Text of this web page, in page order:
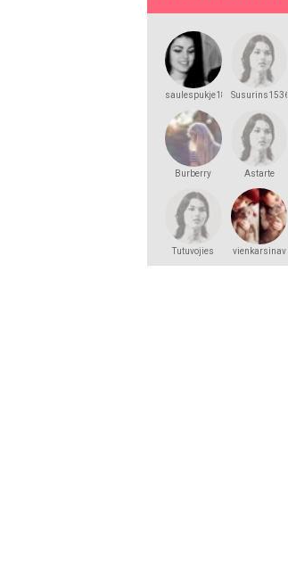
saulespukje18 Susurins1536
Burberry Astarte
Tutuvojies vienkarsinav